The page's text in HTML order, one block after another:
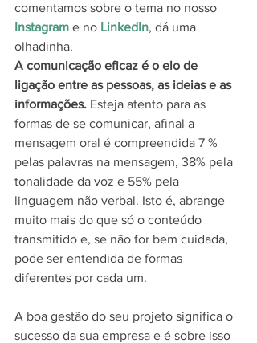
comentamos sobre o tema no nosso
Instagram e no LinkedIn, dá uma
olhadinha.
A comunicação eficaz é o elo de
ligação entre as pessoas, as ideias e as
informações. Esteja atento para as
formas de se comunicar, afinal a
mensagem oral é compreendida 7 %
pelas palavras na mensagem, 38% pela
tonalidade da voz e 55% pela
linguagem não verbal. Isto é, abrange
muito mais do que só o conteúdo
transmitido e, se não for bem cuidada,
pode ser entendida de formas
diferentes por cada um.
A boa gestão do seu projeto significa o
sucesso da sua empresa e é sobre isso